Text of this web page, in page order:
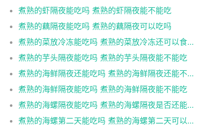
煮熟的虾隔夜能吃吗 煮熟的虾隔夜能不能吃
煮熟的藕隔夜能吃吗 煮熟的藕隔夜可以吃吗
煮熟的菜放冷冻能吃吗 煮熟的菜放冷冻还可以食用吗
煮熟的芋头隔夜能吃吗 煮熟的芋头隔夜能不能吃
煮熟的海鲜隔夜还能吃吗 煮熟的海鲜隔夜还能不能吃
煮熟的海鲜隔夜能吃吗 煮熟的海鲜隔夜能不能吃
煮熟的海螺隔夜能吃吗 煮熟的海螺隔夜是否还能吃
煮熟的海螺第二天能吃吗 煮熟的海螺第二天可以吃吗